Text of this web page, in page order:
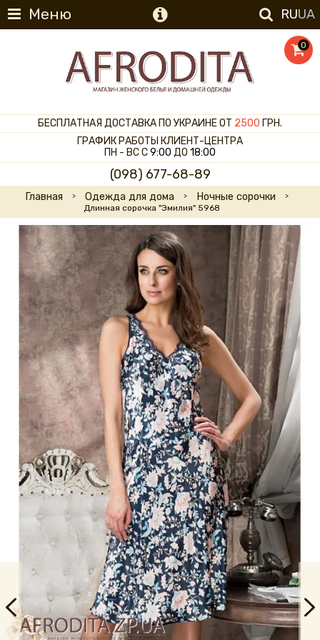
Меню RUUA
0
БЕСПЛАТНАЯ ДОСТАВКА ПО УКРАИНЕ ОТ 2500 ГРН.
ГРАФИК РАБОТЫ КЛИЕНТ-ЦЕНТРА
ПН - ВС С9:00 ДО 18:00
(098) 677-68-89
Главная Одежда для дома Ночные сорочки
Длинная сорочка "Эмилия" 5968